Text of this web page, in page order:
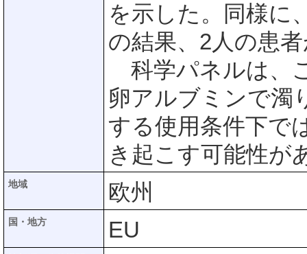
を示した。同様に
の結果、2人の患
科学パネルは、
卵アルブミンで濁
する使用条件下で
き起こす可能性が
地域 欧州
国・地方 EU